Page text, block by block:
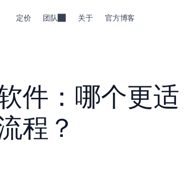
定价 团队 关于 官方博客
件：哪个更适
程？